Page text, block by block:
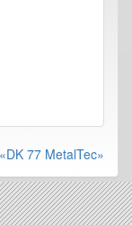
77 MetalTec»